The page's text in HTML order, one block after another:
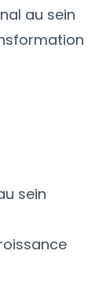
au sein
sein